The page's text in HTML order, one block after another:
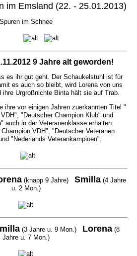
im Emsland (22. - 25.01.2013)
Spuren im Schnee
9 Jahre alt geworden!
es ihr gut geht. Der Schaukelstuhl ist für
es auch so bleibt, wird Lorena von uns
ihre Urgroßnichte Binta hält sie auf Trab.
ihre vor einigen Jahren zuerkannten Titel "
"Deutscher Champion Klub" und
auch in der Veteranenklasse erhalten:
VDH", "Deutscher Veteranen
"Nederlands Veterankampioen".
(knapp 9 Jahre) Smilla(4 Jahre
u. 2 Mon.)
(3 Jahre u. 9 Mon.) Lorena (8
Jahre u. 7 Mon.)